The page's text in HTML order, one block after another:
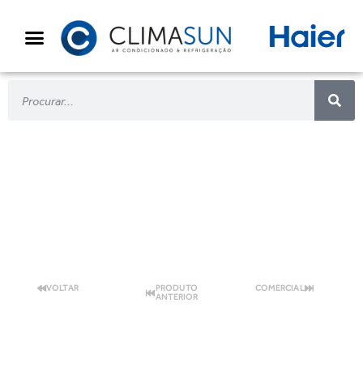
VOLTAR
PRODUTO
ANTERIOR
COMERCIAL